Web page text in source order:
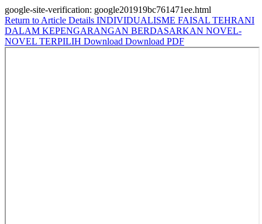
google-site-verification: google201919bc761471ee.html
Return to Article Details INDIVIDUALISME FAISAL TEHRANI
DALAM KEPENGARANGAN BERDASARKAN NOVEL-
NOVEL TERPILIH Download Download PDF